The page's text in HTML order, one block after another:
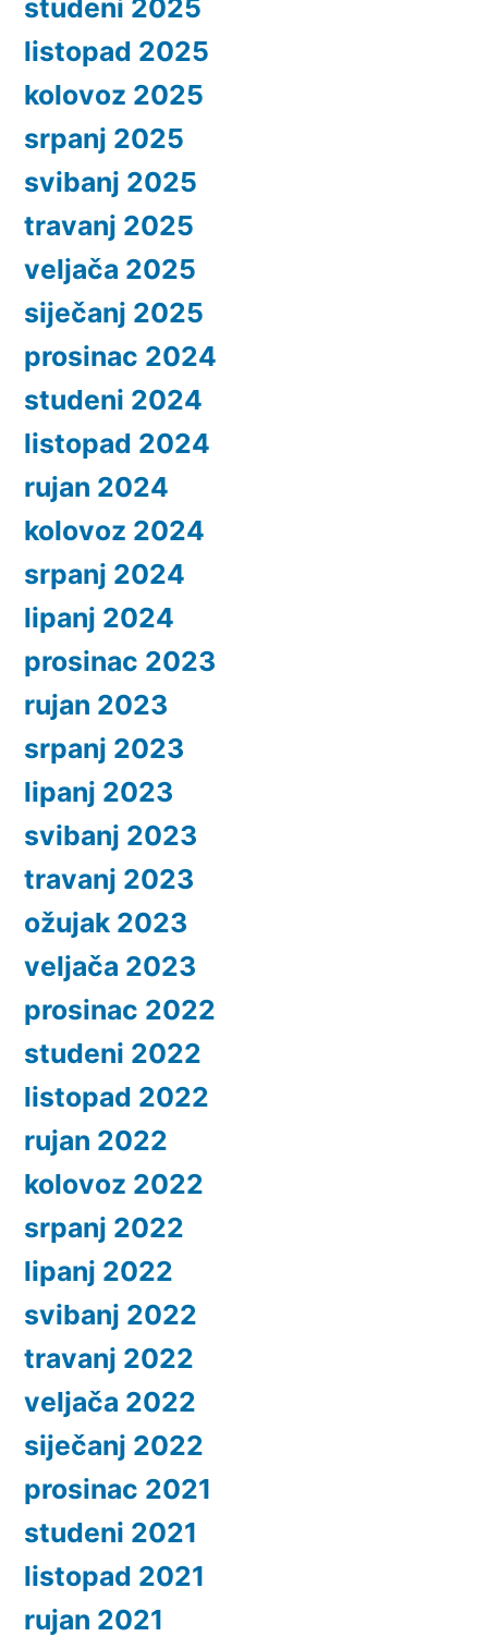
studeni 2025
listopad 2025
kolovoz 2025
srpanj 2025
svibanj 2025
travanj 2025
veljača 2025
siječanj 2025
prosinac 2024
studeni 2024
listopad 2024
rujan 2024
kolovoz 2024
srpanj 2024
lipanj 2024
prosinac 2023
rujan 2023
srpanj 2023
lipanj 2023
svibanj 2023
travanj 2023
ožujak 2023
veljača 2023
prosinac 2022
studeni 2022
listopad 2022
rujan 2022
kolovoz 2022
srpanj 2022
lipanj 2022
svibanj 2022
travanj 2022
veljača 2022
siječanj 2022
prosinac 2021
studeni 2021
listopad 2021
rujan 2021